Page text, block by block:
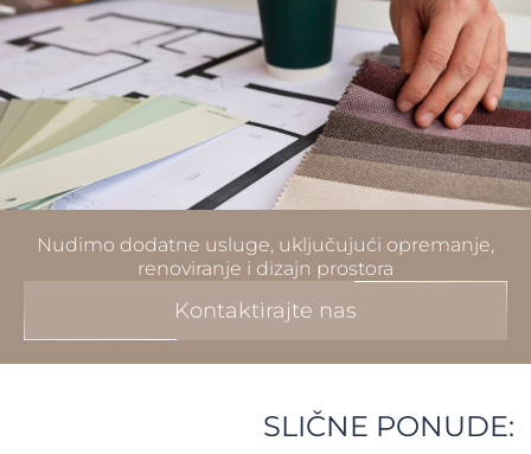
Nudimo dodatne usluge, uključujući opremanje,
renoviranje i dizajn prostora
Kontaktirajte nas
SLIČNE PONUDE: